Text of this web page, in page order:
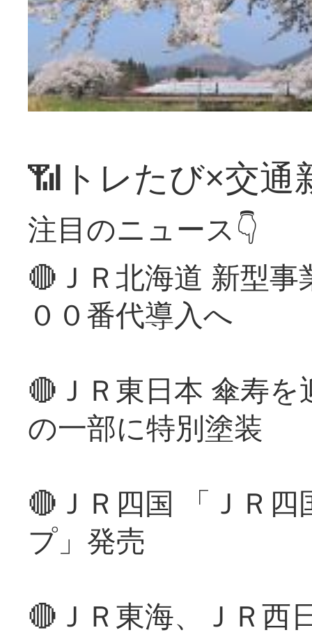
📶トレたび×交通
注目のニュース👇
🔴ＪＲ北海道 新型
００番代導入へ
🔴ＪＲ東日本 傘寿
の一部に特別塗装
🔴ＪＲ四国 「ＪＲ
プ」発売
🔴ＪＲ東海、ＪＲ西